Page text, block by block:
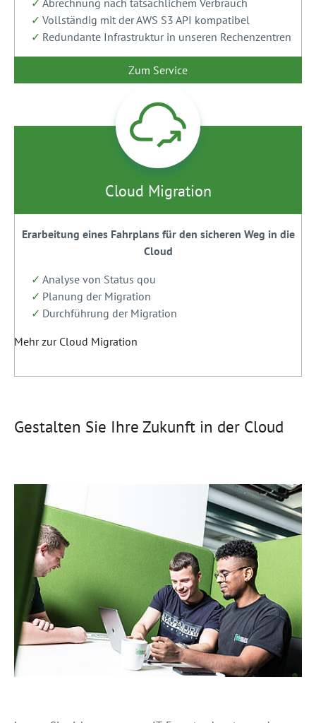
Abrechnung nach tatsächlichem Verbrauch
Vollständig mit der AWS S3 API kompatibel
Redundante Infrastruktur in unseren Rechenzentren
Zum Service
Cloud Migration
Erarbeitung eines Fahrplans für den sicheren Weg in die
Cloud
Analyse von Status qou
Planung der Migration
Durchführung der Migration
Mehr zur Cloud Migration
Gestalten Sie Ihre Zukunft in der Cloud